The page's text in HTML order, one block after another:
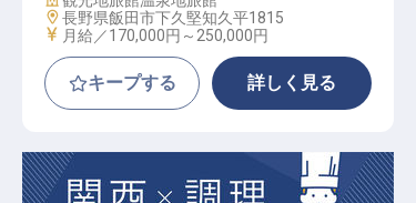
勤務地
長野県飯田市下久堅知久平1815
給与
月給／170,000円～ 250,000円
キープする 詳しく見る